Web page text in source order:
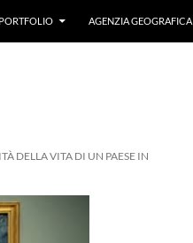
PORTFOLIO AGENZIA GEOGRAFICA
DELLA VITA DI UN PAESE IN